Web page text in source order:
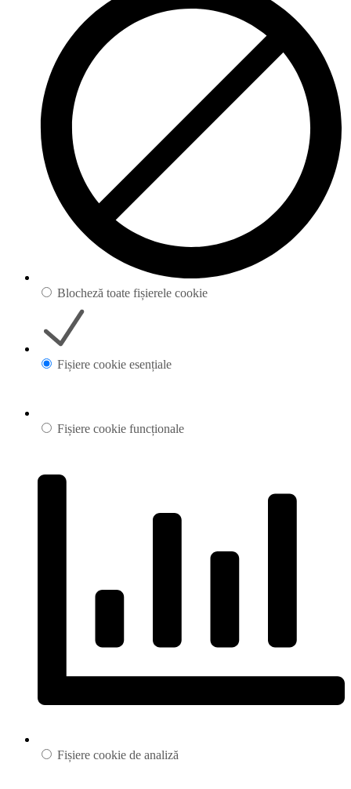
Blocheză toate fișierele cookie
Fișiere cookie esențiale
Fișiere cookie funcționale
Fișiere cookie de analiză